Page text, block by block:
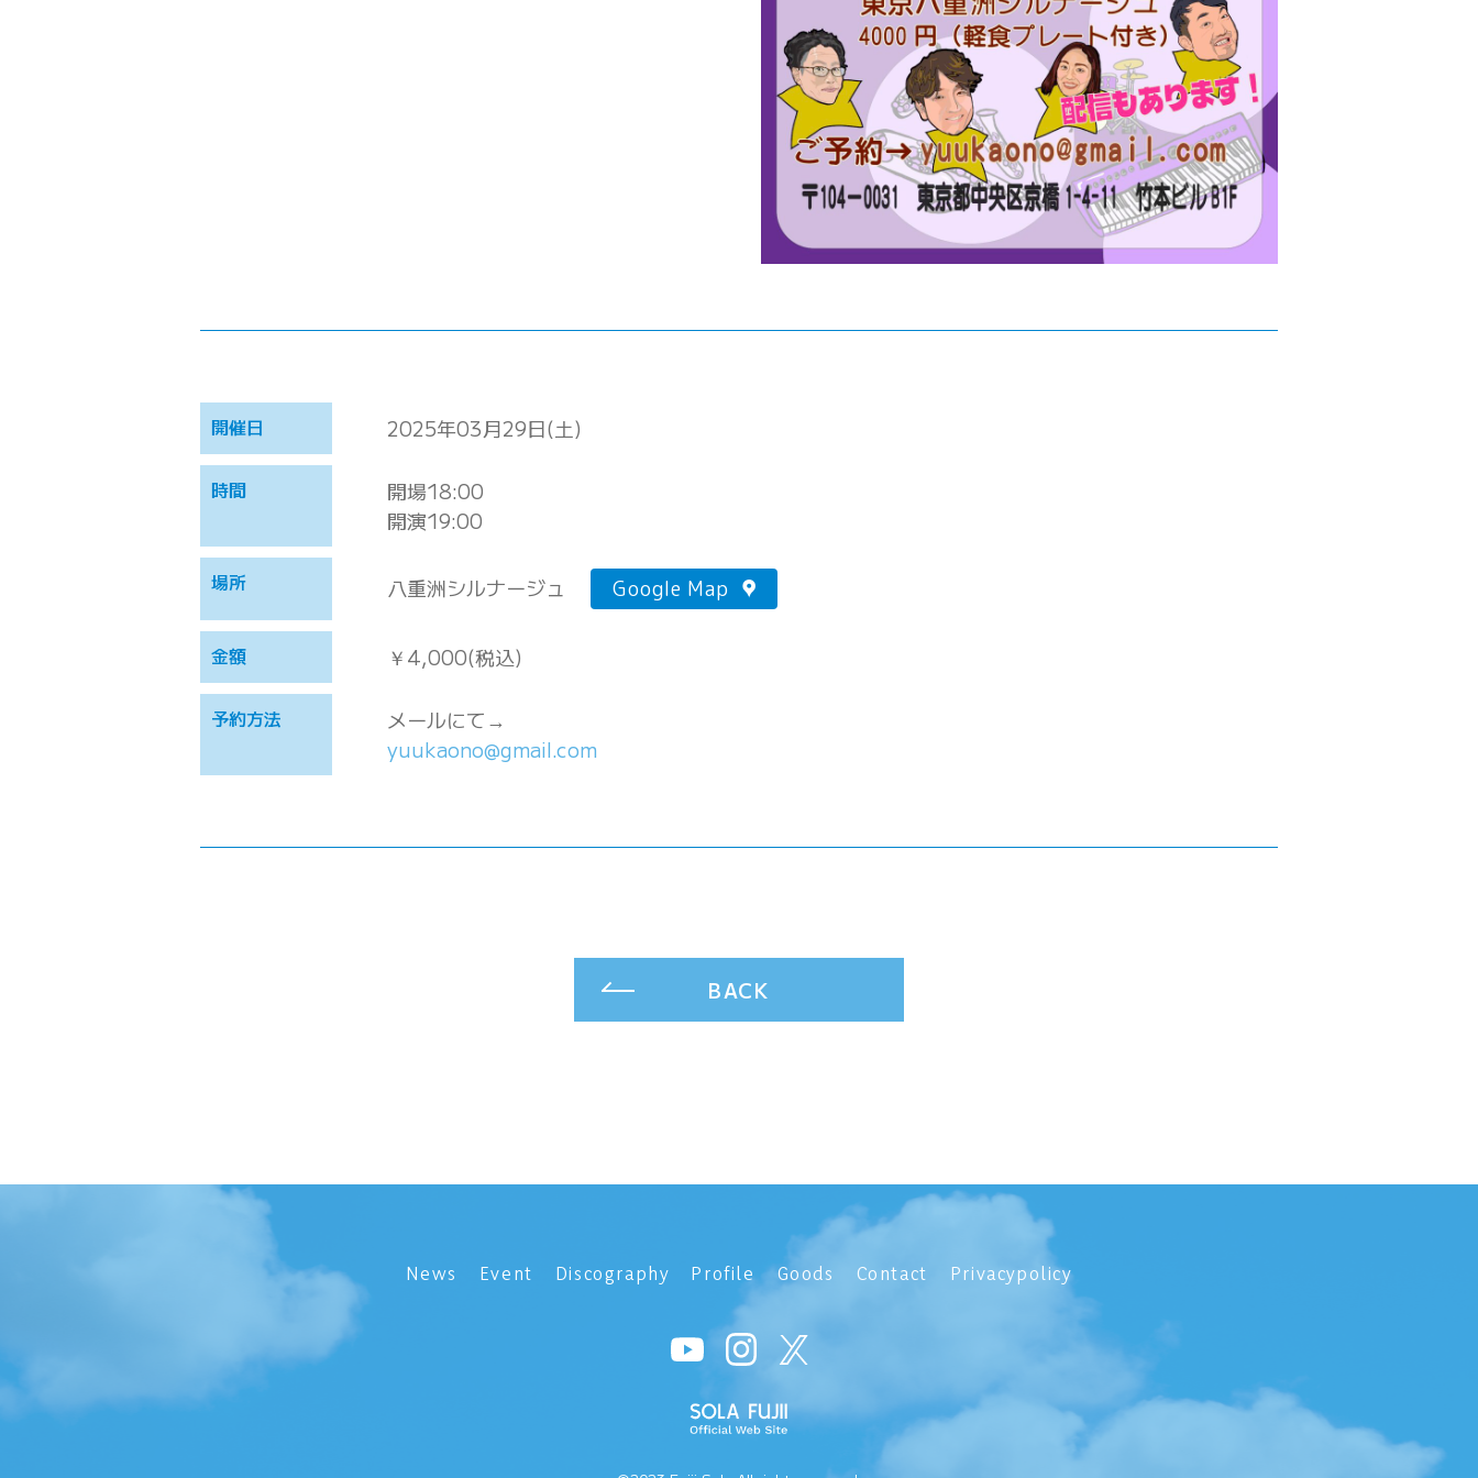
開催日 2025年03月29日(土)
時間
開場18:00
開演19:00
場所 八重洲シルナージュ Google Map
金額 ￥4,000(税込)
予約方法
メールにて→
yuukaono@gmail.com
BACK
News Event Discography Profile Goods Contact Privacypolicy